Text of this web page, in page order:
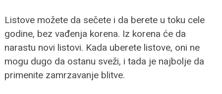
Listove možete da sečete i da berete u toku cele
godine, bez vađenja korena. Iz korena će da
narastu novi listovi. Kada uberete listove, oni ne
mogu dugo da ostanu sveži, i tada je najbolje da
primenite zamrzavanje blitve.